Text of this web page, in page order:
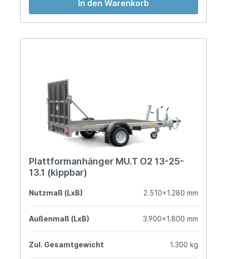
In den Warenkorb
Plattformanhänger MU.T O2 13-25-
13.1 (kippbar)
Nutzmaß (LxB) 2.510x1.280 mm
Außenmaß (LxB) 3.900x1.800 mm
Zul. Gesamtgewicht 1.300 kg